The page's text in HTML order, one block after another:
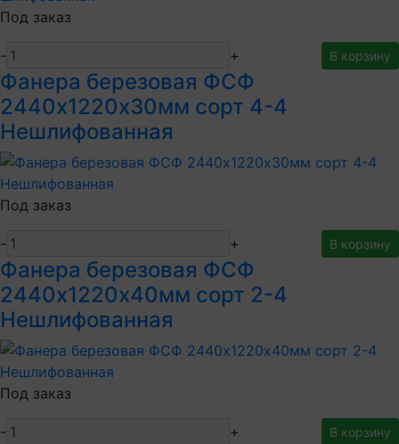
Под заказ
- + В корзину
Фанера березовая ФСФ
2440х1220х30мм сорт 4-4
Нешлифованная
Под заказ
- + В корзину
Фанера березовая ФСФ
2440х1220х40мм сорт 2-4
Нешлифованная
Под заказ
- + В корзину